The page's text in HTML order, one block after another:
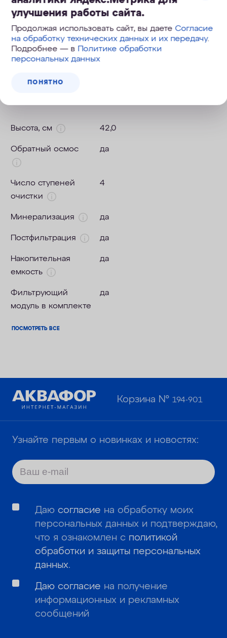
Высота, см 42,0
Обратный осмос да
Число ступеней
очистки
4
Минерализация да
Постфильтрация да
Накопительная
емкость
да
Фильтрующий
модуль в комплекте
да
ПОСМОТРЕТЬ ВСЕ
улучшения работы сайта.
Продолжая использовать сайт, вы даетеСогласие
на обработку технических данных и их передачу.
Подробнее — в Политике обработки
персональных данных
ПОНЯТНО
Корзина №194-901
Узнайте первым о новинках и новостях:
Даю согласие на обработку моих
персональных данных и подтверждаю,
что я ознакомлен с политикой
обработки и защиты персональных
данных.
Даю согласие на получение
информационных и рекламных
сообщений